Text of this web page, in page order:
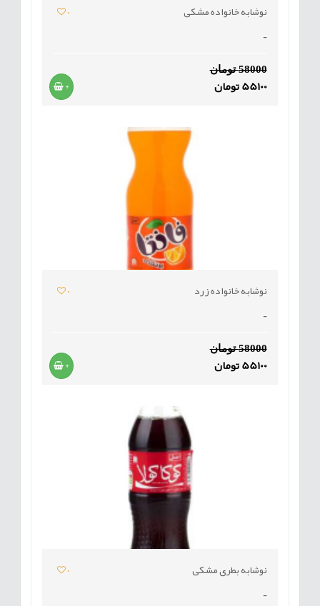
نوشابه خانواده مشکی
0
-
58000 تومان
55100 تومان +
نوشابه خانواده زرد
0
-
58000 تومان
55100 تومان +
نوشابه بطری مشکی
0
-